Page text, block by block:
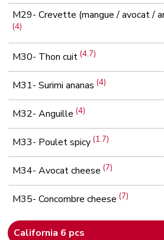
M29- Crevette (mangue / avocat /
(4)
M30- Thon cuit(4.7)
M31- Surimi ananas(4)
M32- Anguille(4)
M33- Poulet spicy(1.7)
M34- Avocat cheese(7)
M35- Concombre cheese(7)
California 6 pcs